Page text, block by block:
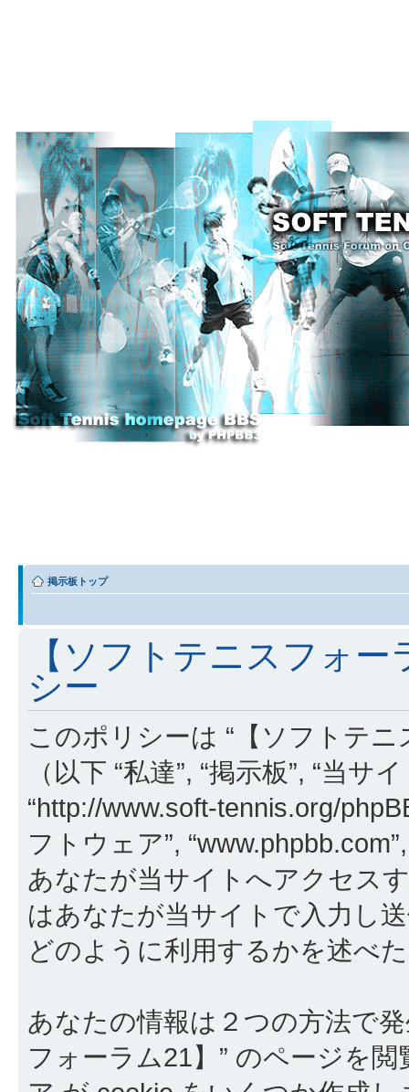
掲示板トップ
【ソフトテニスフォ
シー
このポリシーは “【ソフトテ
（以下 “私達”, “掲示板”, “当
“http://www.soft-tennis.org/
フトウェア”,
あなたが当サイトへアクセス
はあなたが当サイトで入力し
どのように利用するかを述べ
あなたの情報は２つの方法で
フォーラム21】” のページを